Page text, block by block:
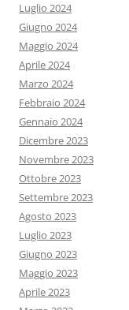
Luglio 2024
Giugno 2024
Maggio 2024
Aprile 2024
Marzo 2024
Febbraio 2024
Gennaio 2024
Dicembre 2023
Novembre 2023
Ottobre 2023
Settembre 2023
Agosto 2023
Luglio 2023
Giugno 2023
Maggio 2023
Aprile 2023